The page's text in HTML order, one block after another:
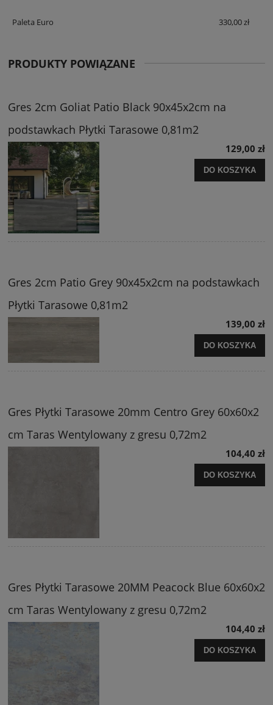
Paleta Euro
330,00 zł
PRODUKTY POWIĄZANE
Gres 2cm Goliat Patio Black 90x45x2cm na
podstawkach Płytki Tarasowe 0,81m2
129,00 zł
DO KOSZYKA
Gres 2cm Patio Grey 90x45x2cm na podstawkach
Płytki Tarasowe 0,81m2
139,00 zł
DO KOSZYKA
Gres Płytki Tarasowe 20mm Centro Grey 60x60x2
cm Taras Wentylowany z gresu 0,72m2
104,40 zł
DO KOSZYKA
Gres Płytki Tarasowe 20MM Peacock Blue 60x60x2
cm Taras Wentylowany z gresu 0,72m2
104,40 zł
DO KOSZYKA